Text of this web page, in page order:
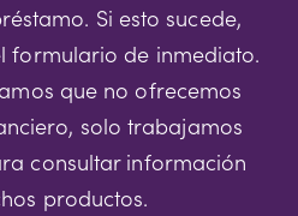
Si esto sucede,
formulario de inmediato.
que no ofrecemos
solo trabajamos
consultar información
productos.